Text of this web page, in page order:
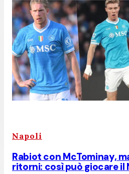
Napoli
Rabiot con McTominay,
ritorni: così può giocare il